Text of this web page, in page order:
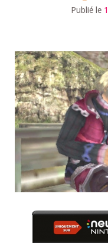
Publié le